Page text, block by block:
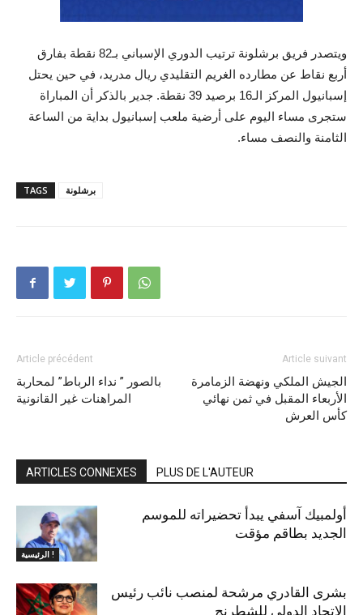
‏ويتصدر فريق برشلونة ترتيب الدوري الإسباني بـ82 نقطة بفارق
أربع نقاط عن مطارده الغريم التقليدي ريال مدريد، في حين يحتل
إسبانيول المركز الـ16 برصيد 39 نقطة. جدير بالذكر أن المباراة
ستجرى مساء اليوم على أرضية ملعب إسبانيول بداية من الساعة
الثامنة والنصف مساء.
TAGS برشلونة
Article précédent
بالصور ” نداء الرباط” لمحاربة
المراهنات غير القانونية
Article suivant
الجيش الملكي ونهضة الزمامرة
الأربعاء المقبل في ثمن نهائي
كأس العرش
ARTICLES CONNEXES PLUS DE L'AUTEUR
الرئيسية !
أولمبيك آسفي يبدأ تحضيراته للموسم
الجديد بطاقم مؤقت
بشرى القادري مرشحة لمنصب نائب رئيس
الاتحاد الدولي للشطرنج